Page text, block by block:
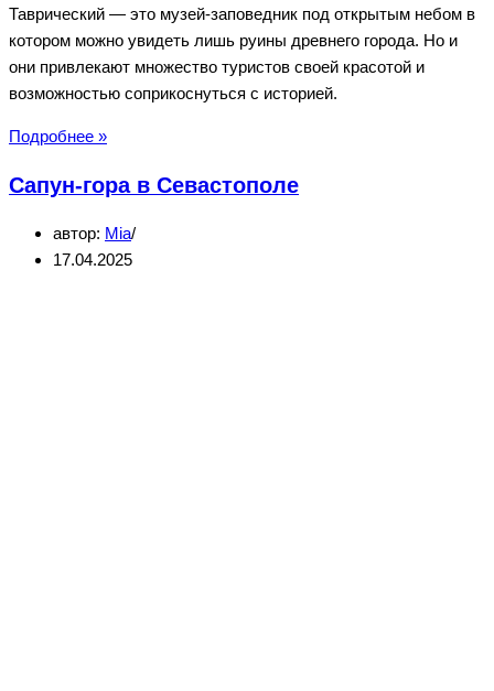
Таврический — это музей-заповедник под открытым небом в
котором можно увидеть лишь руины древнего города. Но и
они привлекают множество туристов своей красотой и
возможностью соприкоснуться с историей.
Подробнее »Херсонес
в
Сапун-гора в Севастополе
автор: Mia
17.04.2025